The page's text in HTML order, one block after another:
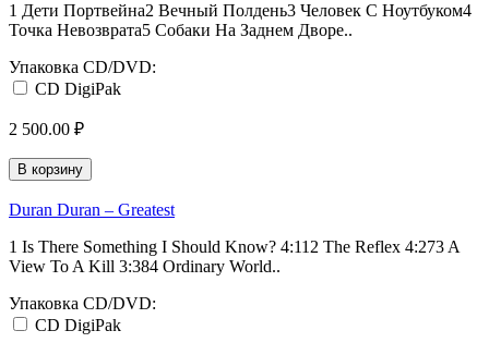
1 Дети Портвейна2 Вечный Полдень3 Человек С Ноутбуком4
Точка Невозврата5 Собаки На Заднем Дворе..
Упаковка CD/DVD:
CD DigiPak
2 500.00 ₽
В корзину
Duran Duran – Greatest
1 Is There Something I Should Know? 4:112 The Reflex 4:273 A
View To A Kill 3:384 Ordinary World..
Упаковка CD/DVD:
CD DigiPak